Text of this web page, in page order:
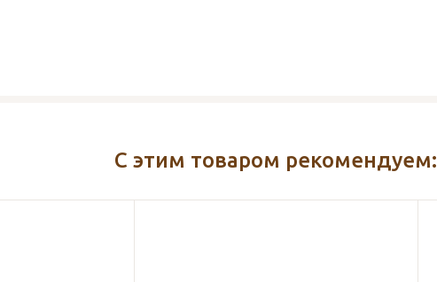
С этим товаром рекомендуем: